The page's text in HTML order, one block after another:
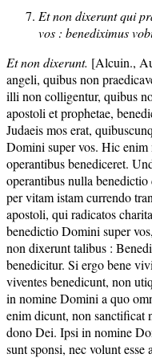
Et non dixerunt qui
vos : benediximus
Et non dixerunt. [Alcuin.,
angeli, quibus non
illi non colligentur, quibus
apostoli et prophetae,
Judaeis mos erat,
Domini super vos. Hic
operantibus benediceret.
operantibus nulla
per vitam istam currendo
apostoli, qui radicatos
benedictio Domini super
non dixerunt talibus :
benedicitur. Si ergo bene
viventes benedicunt, non
in nomine Domini a quo
enim dicunt, non sanctificat
dono Dei. Ipsi in nomine
sunt sponsi, nec volunt esse